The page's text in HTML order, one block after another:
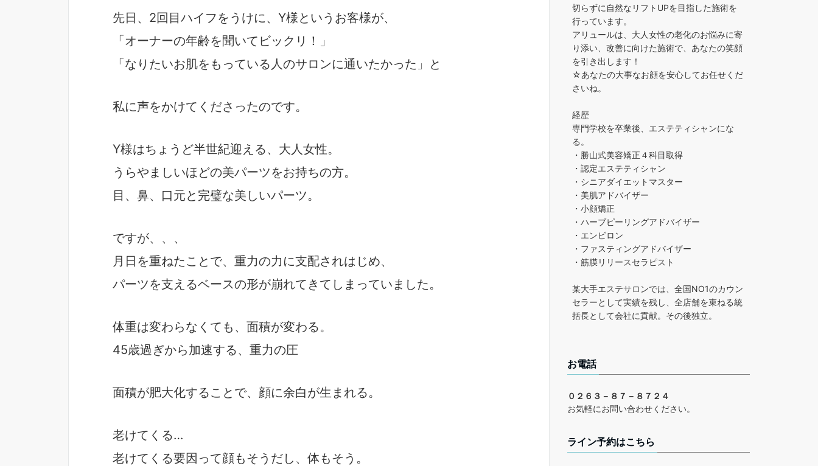
先日、2回目ハイフをうけに、Y様というお客様が、
「オーナーの年齢を聞いてビックリ！」
「なりたいお肌をもっている人のサロンに通いたかった」と
私に声をかけてくださったのです。
Y様はちょうど半世紀迎える、大人女性。
うらやましいほどの美パーツをお持ちの方。
目、鼻、口元と完璧な美しいパーツ。
ですが、、、
月日を重ねたことで、重力の力に支配されはじめ、
パーツを支えるベースの形が崩れてきてしまっていました。
体重は変わらなくても、面積が変わる。
45歳過ぎから加速する、重力の圧
面積が肥大化することで、顔に余白が生まれる。
老けてくる…
老けてくる要因って顔もそうだし、体もそう。
切らずに自然なリフトUPを目指した施術を
行っています。
アリュールは、大人女性の老化のお悩みに寄
り添い、改善に向けた施術で、あなたの笑顔
を引き出します！
☆あなたの大事なお顔を安心してお任せくだ
さいね。
経歴
専門学校を卒業後、エステティシャンにな
る。
・勝山式美容矯正４科目取得
・認定エステティシャン
・シニアダイエットマスター
・美肌アドバイザー
・小顔矯正
・ハーブピーリングアドバイザー
・エンビロン
・ファスティングアドバイザー
・筋膜リリースセラピスト
某大手エステサロンでは、全国NO1のカウン
セラーとして実績を残し、全店舗を束ねる統
括長として会社に貢献。その後独立。
お電話
０２６３－８７－８７２４
お気軽にお問い合わせください。
ライン予約はこちら